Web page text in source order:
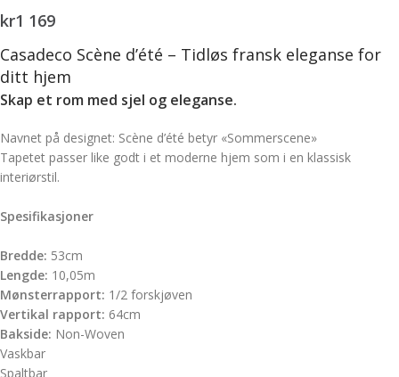
kr1 169
Casadeco Scène d’été – Tidløs fransk eleganse for
ditt hjem
Skap et rom med sjel og eleganse.
Navnet på designet: Scène d’été betyr «Sommerscene»
Tapetet passer like godt i et moderne hjem som i en klassisk
interiørstil.
Spesifikasjoner
Bredde: 53cm
Lengde: 10,05m
Mønsterrapport: 1/2 forskjøven
Vertikal rapport: 64cm
Bakside: Non-Woven
Vaskbar
Spaltbar